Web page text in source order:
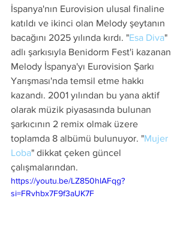
İspanya'nın Eurovision ulusal finaline
katıldı ve ikinci olan Melody şeytanın
bacağını 2025 yılında kırdı. "Esa Diva"
adlı şarkısıyla Benidorm Fest'i kazanan
Melody İspanya'yı Eurovision Şarkı
Yarışması'nda temsil etme hakkı
kazandı. 2001 yılından bu yana aktif
olarak müzik piyasasında bulunan
şarkıcının 2 remix olmak üzere
toplamda 8 albümü bulunuyor. "Mujer
Loba" dikkat çeken güncel
çalışmalarından.
https://youtu.be/LZ850hlAFqg?
si=FRvhbx7F9f3aUK7F